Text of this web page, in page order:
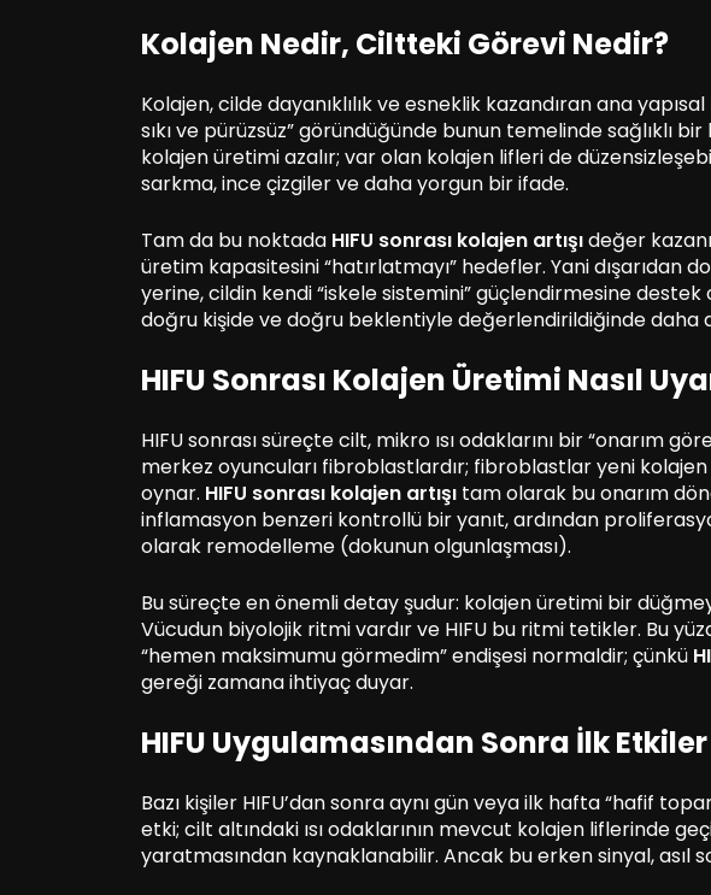
Kolajen Nedir, Ciltteki Görevi Nedir?
Kolajen, cilde dayanıklılık ve esneklik kazandıran ana
sıkı ve pürüzsüz” göründüğünde bunun temelinde sağlıklı
kolajen üretimi azalır; var olan kolajen lifleri de
sarkma, ince çizgiler ve daha yorgun bir ifade.
Tam da bu noktada HIFU sonrası kolajen artışıdeğer
üretim kapasitesini “hatırlatmayı” hedefler. Yani dışarıdan
yerine, cildin kendi “iskele sistemini” güçlendirmesine destek
doğru kişide ve doğru beklentiyle değerlendirildiğinde daha
HIFU Sonrası Kolajen Üretimi Nasıl
HIFU sonrası süreçte cilt, mikro ısı odaklarını bir “onarım
merkez oyuncuları fibroblastlardır; fibroblastlar yeni
oynar. HIFU sonrası kolajen artışı tam olarak bu onarım
inflamasyon benzeri kontrollü bir yanıt, ardından
olarak remodelleme (dokunun olgunlaşması).
Bu süreçte en önemli detay şudur: kolajen üretimi bir
Vücudun biyolojik ritmi vardır ve HIFU bu ritmi tetikler. Bu
“hemen maksimumu görmedim” endişesi normaldir; çünkü
gereği zamana ihtiyaç duyar.
HIFU Uygulamasından Sonra İlk
Bazı kişiler HIFU’dan sonra aynı gün veya ilk hafta “hafif
etki; cilt altındaki ısı odaklarının mevcut kolajen liflerinde
yaratmasından kaynaklanabilir. Ancak bu erken sinyal, asıl